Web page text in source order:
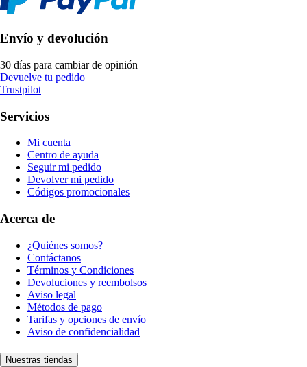
Envío y devolución
30 días para cambiar de opinión
Devuelve tu pedido
Trustpilot
Servicios
Mi cuenta
Centro de ayuda
Seguir mi pedido
Devolver mi pedido
Códigos promocionales
Acerca de
¿Quiénes somos?
Contáctanos
Términos y Condiciones
Devoluciones y reembolsos
Aviso legal
Métodos de pago
Tarifas y opciones de envío
Aviso de confidencialidad
Nuestras tiendas